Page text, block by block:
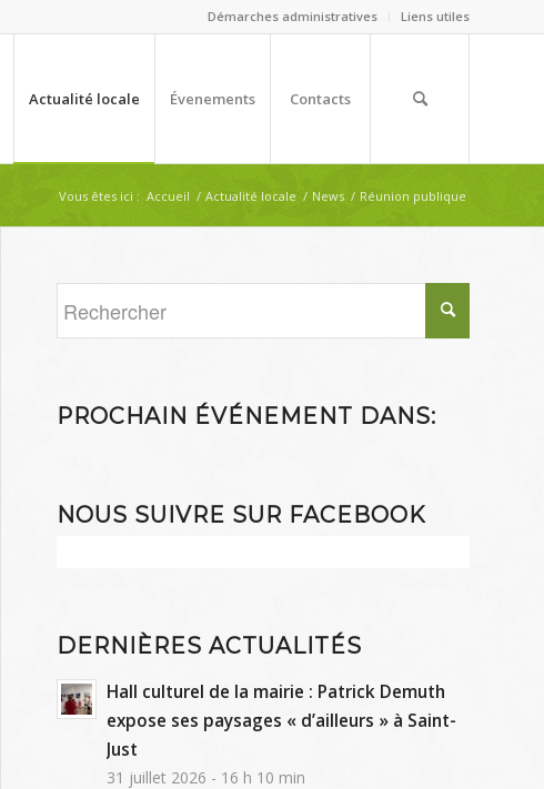
Démarches administratives Liens utiles
Actualité locale Évenements Contacts
Vous êtes ici : Accueil / Actualité locale / News / Réunion publique
PROCHAIN ÉVÉNEMENT DANS:
NOUS SUIVRE SUR FACEBOOK
DERNIÈRES ACTUALITÉS
Hall culturel de la mairie : Patrick Demuth
expose ses paysages « d’ailleurs » à Saint-
Just
31 juillet 2026 - 16 h 10 min